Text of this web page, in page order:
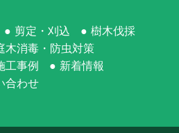
剪定・刈込
樹木伐採
木消毒・防虫対策
工事例
新着情報
合わせ